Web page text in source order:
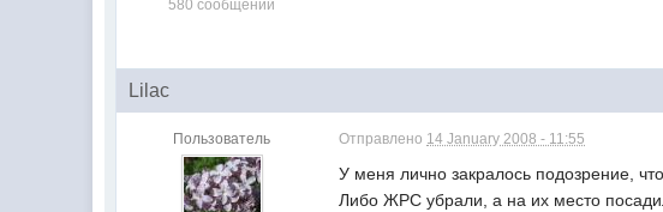
580 сообщений
Lilac
Пользователь Отправлено 14 January 2008 - 11:55
У меня лично закралось подозрение,
Либо ЖРС убрали, а на их место